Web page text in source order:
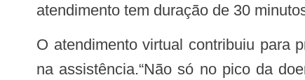
atendimento tem duração de 30
O atendimento virtual contribuiu para preservar a saúde tanto dos pacientes quanto dos psicólogos, além de garantir agilidade
na assistência.“Não só no pico da